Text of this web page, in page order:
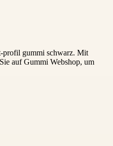
profil gummi schwarz. Mit
auf Gummi Webshop, um